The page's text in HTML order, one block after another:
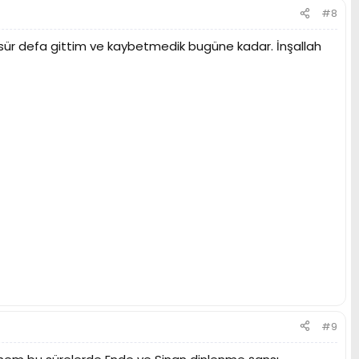
#8
defa gittim ve kaybetmedik bugüne kadar. İnşallah
#9